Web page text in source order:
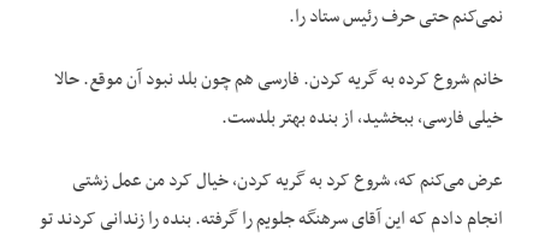
نمی‌کنم حتی حرف رئیس ستاد را.
خانم شروع کرده به گریه کردن. فارسی هم چون بلد نبود آن موقع. حالا
خیلی فارسی، ببخشید، از بنده بهتر بلدست.
عرض می‌کنم که، شروع کرد به گریه کردن، خیال کرد من عمل زشتی
انجام دادم که این آقای سرهنگه جلویم را گرفته. بنده را زندانی کردند تو